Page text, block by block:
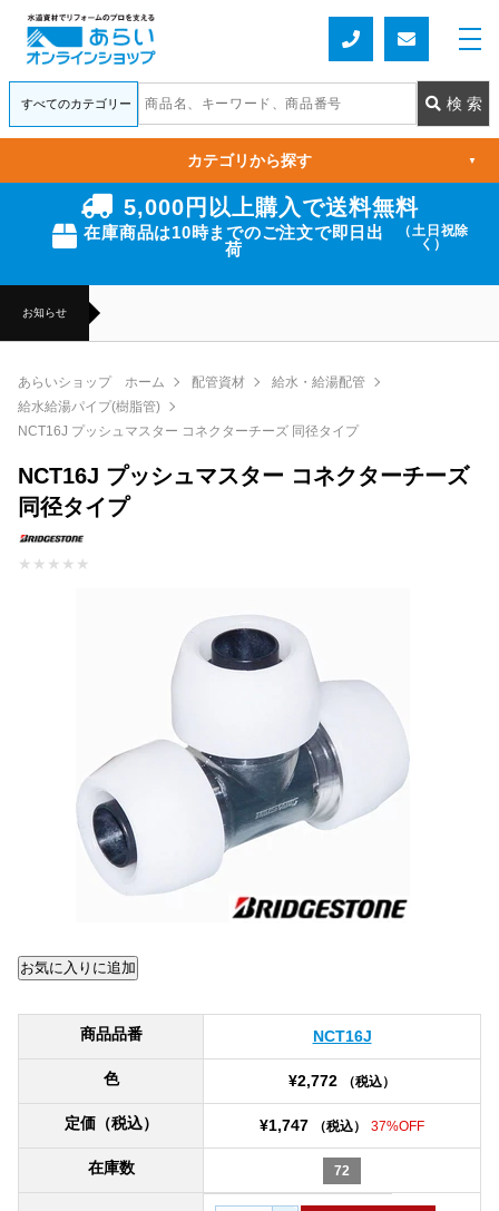
5,000円以上購入で送料無料
在庫商品は10時までのご注文で即日出
荷
（土日祝除
く）
お知らせ
カテゴリから探す ▼
あらいショップ ホーム 配管資材
給水・給湯配管
給水給湯パイプ(樹脂管)
NCT16J プッシュマスター コネクターチーズ 同径タイプ
NCT16J プッシュマスター コネクターチーズ
同径タイプ
★ ★ ★ ★ ★
商品品番 NCT16J
色 ¥2,772 （税込）
定価（税込） ¥1,747 （税込） 37%OFF
在庫数 72